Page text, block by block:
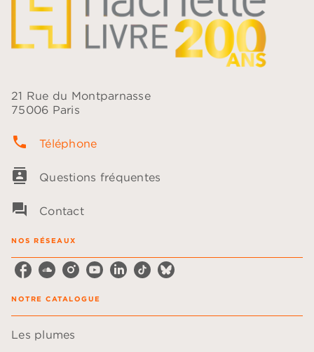
21 Rue du Montparnasse
75006 Paris
phone Téléphone
contacts Questions fréquentes
question_answer Contact
NOS RÉSEAUX
NOTRE CATALOGUE
Les plumes